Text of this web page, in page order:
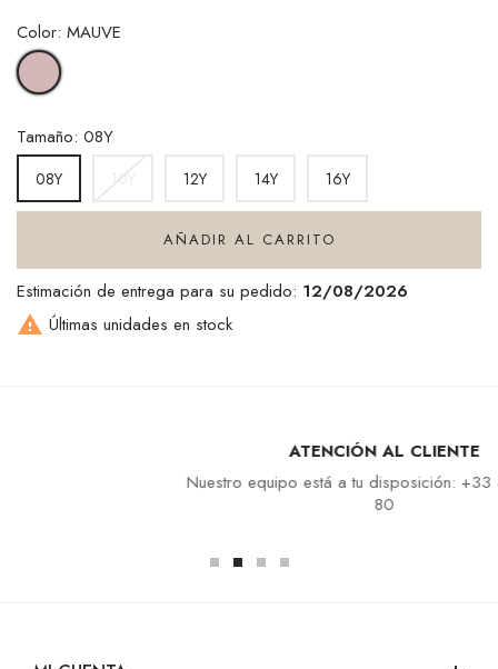
Color: MAUVE
MAUVE
Tamaño: 08Y
08Y 12Y 14Y 16Y
AÑADIR AL CARRITO
Estimación de entrega para su pedido: 12/08/2026
 Últimas unidades en stock
ATENCIÓN AL CLIENTE
Nuestro equipo está a tu disposición: +33 4 94 94 97